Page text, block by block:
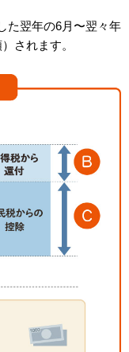
た翌年の6月〜翌々年
されます。